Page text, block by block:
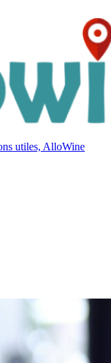
utiles, AlloWine